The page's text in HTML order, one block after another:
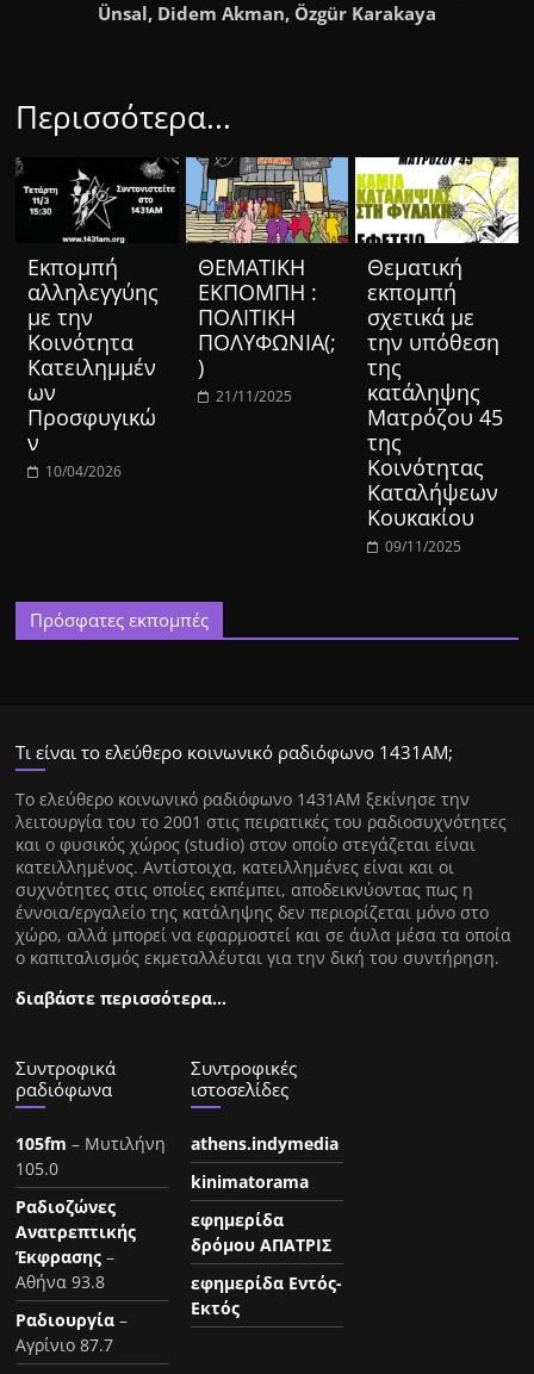
Ünsal, Didem Akman, Özgür Karakaya
Περισσότερα...
Eκπομπή
αλληλεγγύης
με την
Κοινότητα
Κατειλημμέν
ων
Προσφυγικώ
ν
10/04/2026
ΘΕΜΑΤΙΚΗ
ΕΚΠΟΜΠΗ :
ΠΟΛΙΤΙΚΗ
ΠΟΛΥΦΩΝΙΑ(;
)
21/11/2025
Θεματική
εκπομπή
σχετικά με
την υπόθεση
της
κατάληψης
Ματρόζου 45
της
Κοινότητας
Καταλήψεων
Κουκακίου
09/11/2025
Πρόσφατες εκπομπές
Τι είναι το ελεύθερο κοινωνικό ραδιόφωνο 1431ΑΜ;
Tο ελεύθερο κοινωνικό ραδιόφωνο 1431AM ξεκίνησε την
λειτουργία του το 2001 στις πειρατικές του ραδιοσυχνότητες
και ο φυσικός χώρος (studio) στον οποίο στεγάζεται είναι
κατειλλημένος. Αντίστοιχα, κατειλλημένες είναι και οι
συχνότητες στις οποίες εκπέμπει, αποδεικνύοντας πως η
έννοια/εργαλείο της κατάληψης δεν περιορίζεται μόνο στο
χώρο, αλλά μπορεί να εφαρμοστεί και σε άυλα μέσα τα οποία
ο καπιταλισμός εκμεταλλέυται για την δική του συντήρηση.
διαβάστε περισσότερα…
Συντροφικά
ραδιόφωνα
105fm – Μυτιλήνη
105.0
Ραδιοζώνες
Ανατρεπτικής
Έκφρασης –
Αθήνα 93.8
Ραδιουργία –
Αγρίνιο 87.7
Συντροφικές
ιστοσελίδες
athens.indymedia
kinimatorama
εφημερίδα
δρόμου ΑΠΑΤΡΙΣ
εφημερίδα Εντός-
Εκτός